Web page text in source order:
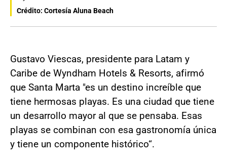
Crédito: Cortesía Aluna Beach
Gustavo Viescas, presidente para Latam y
Caribe de Wyndham Hotels & Resorts, afirmó
que Santa Marta "es un destino increíble que
tiene hermosas playas. Es una ciudad que tiene
un desarrollo mayor al que se pensaba. Esas
playas se combinan con esa gastronomía única
y tiene un componente histórico“.